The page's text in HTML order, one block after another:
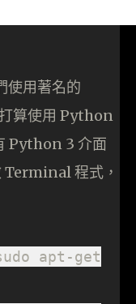
使用著名的
算使用 Python
Python 3 介面
Terminal 程式，
apt-get